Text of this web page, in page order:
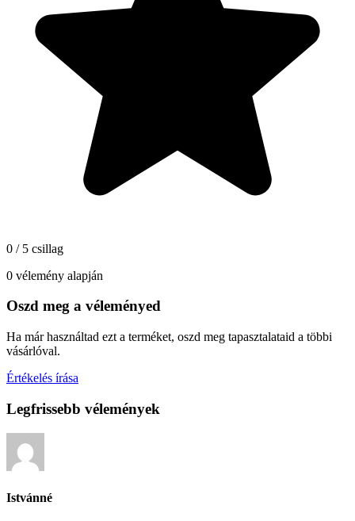
0 / 5 csillag
0 vélemény alapján
Oszd meg a véleményed
Ha már használtad ezt a terméket, oszd meg tapasztalataid a többi
vásárlóval.
Értékelés írása
Legfrissebb vélemények
Istvánné